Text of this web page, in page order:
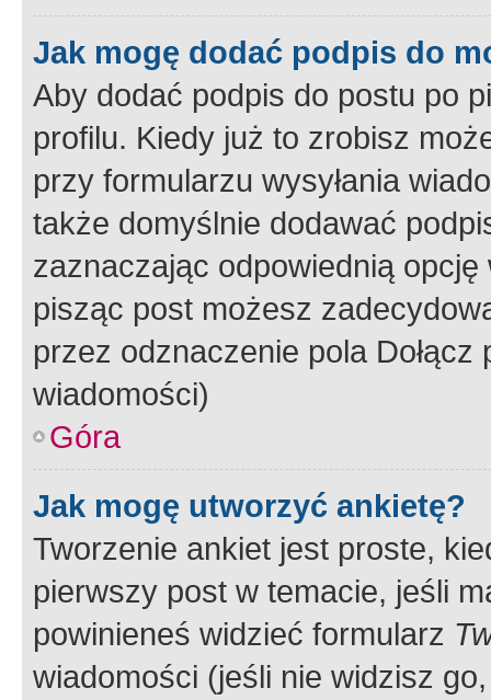
Jak mogę dodać podpis do
Aby dodać podpis do postu po
profilu. Kiedy już to zrobisz
przy formularzu wysyłania
także domyślnie dodawać
zaznaczając odpowiednią
pisząc post możesz
przez odznaczenie pola
wiadomości)
Góra
Jak mogę utworzyć ankietę?
Tworzenie ankiet jest proste,
pierwszy post w temacie, jeśli
powinieneś widzieć formularz
wiadomości (jeśli nie widzisz